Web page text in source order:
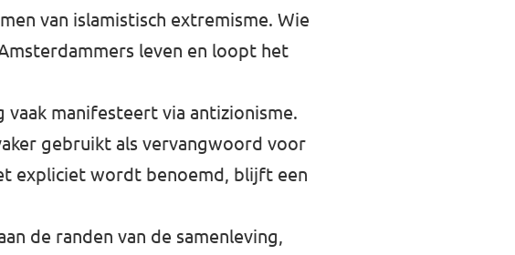
van islamistisch extremisme. Wie
leven en loopt het
vaak manifesteert via antizionisme.
gebruikt als vervangwoord voor
expliciet wordt benoemd, blijft een
de randen van de samenleving,